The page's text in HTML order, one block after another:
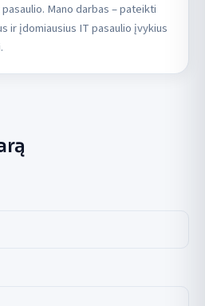
Mano darbas – pateikti
ir įdomiausius IT pasaulio įvykius